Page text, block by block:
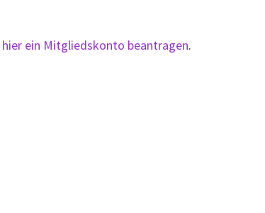
hier ein Mitgliedskonto beantragen.